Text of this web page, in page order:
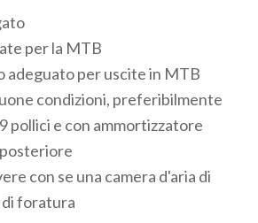
per la MTB
adeguato per uscite in MTB
condizioni, preferibilmente
pollici e con ammortizzatore
con se una camera d'aria di
di foratura